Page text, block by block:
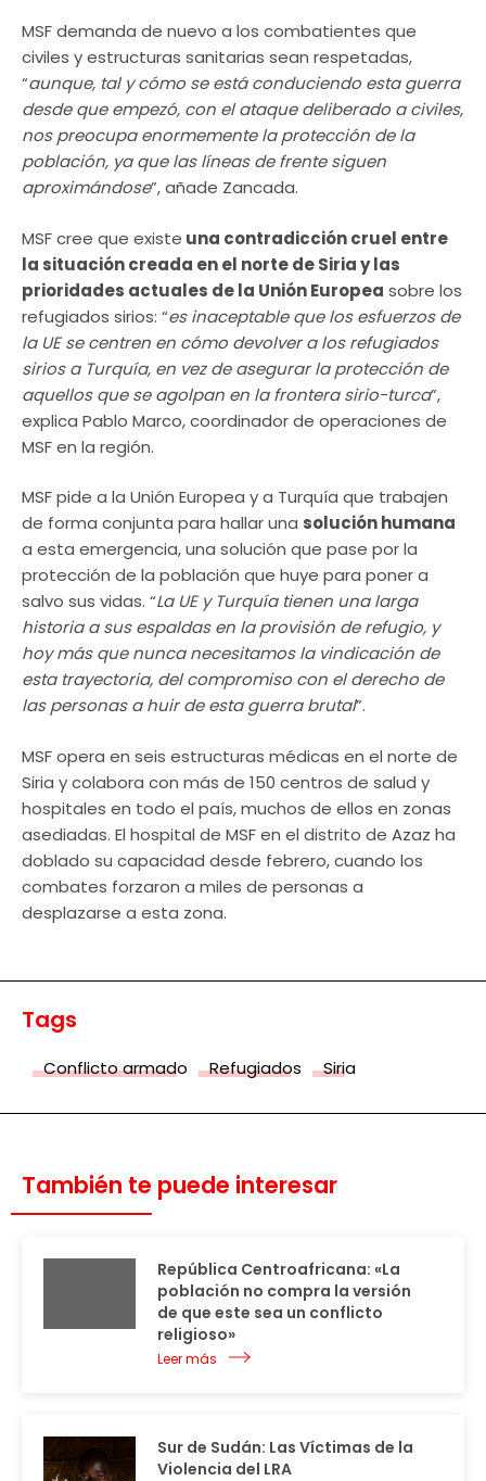
MSF demanda de nuevo a los combatientes que
civiles y estructuras sanitarias sean respetadas,
“aunque, tal y cómo se está conduciendo esta guerra
desde que empezó, con el ataque deliberado a civiles,
nos preocupa enormemente la protección de la
población, ya que las líneas de frente siguen
aproximándose”, añade Zancada.
MSF cree que existe una contradicción cruel entre
la situación creada en el norte de Siria y las
prioridades actuales de la Unión Europea sobre los
refugiados sirios: “es inaceptable que los esfuerzos de
la UE se centren en cómo devolver a los refugiados
sirios a Turquía, en vez de asegurar la protección de
aquellos que se agolpan en la frontera sirio-turca”,
explica Pablo Marco, coordinador de operaciones de
MSF en la región.
MSF pide a la Unión Europea y a Turquía que trabajen
de forma conjunta para hallar una solución humana
a esta emergencia, una solución que pase por la
protección de la población que huye para poner a
salvo sus vidas. “La UE y Turquía tienen una larga
historia a sus espaldas en la provisión de refugio, y
hoy más que nunca necesitamos la vindicación de
esta trayectoria, del compromiso con el derecho de
las personas a huir de esta guerra brutal”.
MSF opera en seis estructuras médicas en el norte de
Siria y colabora con más de 150 centros de salud y
hospitales en todo el país, muchos de ellos en zonas
asediadas. El hospital de MSF en el distrito de Azaz ha
doblado su capacidad desde febrero, cuando los
combates forzaron a miles de personas a
desplazarse a esta zona.
Tags
Conflicto armado Refugiados Siria
También te puede interesar
República Centroafricana: «La
población no compra la versión
de que este sea un conflicto
religioso»
Leer más
Sur de Sudán: Las Víctimas de la
Violencia del LRA